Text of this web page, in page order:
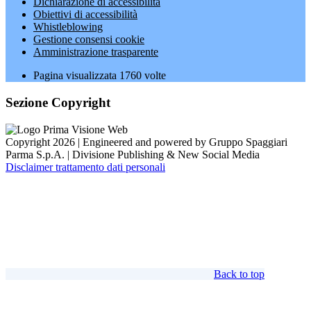
Obiettivi di accessibilità
Whistleblowing
Gestione consensi cookie
Amministrazione trasparente
Pagina visualizzata 1760 volte
Sezione Copyright
Copyright 2026 | Engineered and powered by Gruppo Spaggiari
Parma S.p.A. | Divisione Publishing & New Social Media
Disclaimer trattamento dati personali
Back to top